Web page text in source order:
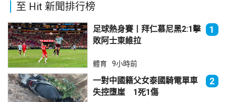
至 Hit 新聞排行榜
足球熱身賽丨拜仁慕尼黑2:1擊
敗阿士東維拉
1
體育 9小時前
一對中國籍父女泰國騎電單車
失控墮崖 1死1傷
2